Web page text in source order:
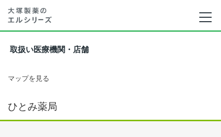
取扱い医療機関・店舗
マップを見る
ひとみ薬局